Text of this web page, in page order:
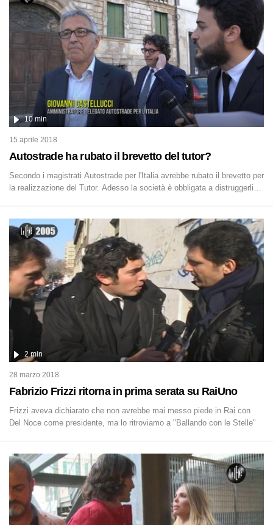
Autostrade ha rubato il brevetto del tutor?
10 min
15 aprile 2018
Secondo i magistrati Autostrade per l'Italia avrebbe rubato il brevetto per
la realizzazione del Tutor. Adesso la società è obbligata a distruggerli
Fabrizio Frizzi ritorna in prima serata su RaiUno
2 min
28 marzo 2018
Frizzi aveva dichiarato che non avrebbe mai messo piede in Rai con
Del Noce come presidente, ma lo ritroviamo a "Ballando con le Stelle"